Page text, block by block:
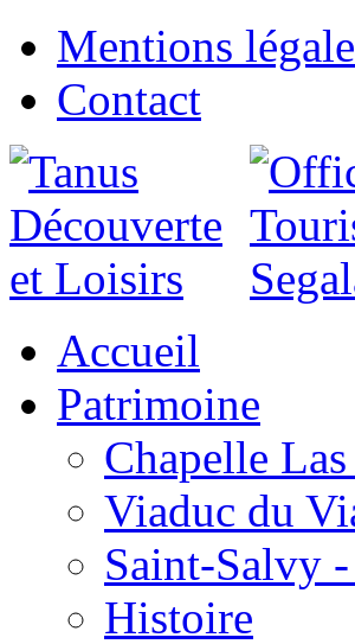
Mentions
Contact
Accueil
Patrimoine
Chapelle
Viaduc du
Saint-Salvy
Histoire